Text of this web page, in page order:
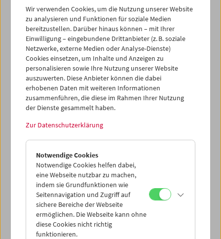
29
31 02
04
05
06 07 08 09 10
iCalender
Programmheft-PDF
English language or subtitles
< Vorherige Woche
Mo 29.12.
Di 30.12.
Mi 31.12.
Do 1.1.
Wir verwenden Cookies, um die Nutzung unserer Website
zu analysieren und Funktionen für soziale Medien
bereitzustellen. Darüber hinaus können – mit Ihrer
Einwilligung – eingebundene Drittanbieter (z. B. soziale
Netzwerke, externe Medien oder Analyse-Dienste)
Cookies einsetzen, um Inhalte und Anzeigen zu
personalisieren sowie Ihre Nutzung unserer Website
auszuwerten. Diese Anbieter können die dabei
erhobenen Daten mit weiteren Informationen
zusammenführen, die diese im Rahmen Ihrer Nutzung
der Dienste gesammelt haben.
Zur Datenschutzerklärung
Notwendige Cookies
Notwendige Cookies helfen dabei,
eine Webseite nutzbar zu machen,
indem sie Grundfunktionen wie
Seitennavigation und Zugriff auf
sichere Bereiche der Webseite
ermöglichen. Die Webseite kann ohne
diese Cookies nicht richtig
funktionieren.